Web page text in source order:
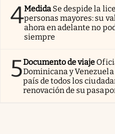
4Medida Se despide la
personas mayores: su
ahora en adelante no
siempre
5Documento de viaje
Dominicana y
país de todos los
renovación de su